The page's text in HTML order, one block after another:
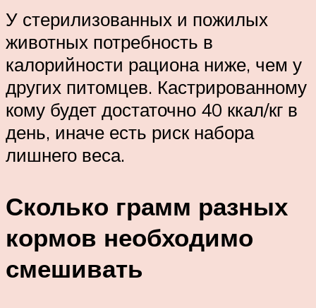
У стерилизованных и пожилых
животных потребность в
калорийности рациона ниже, чем у
других питомцев. Кастрированному
кому будет достаточно 40 ккал/кг в
день, иначе есть риск набора
лишнего веса.
Сколько грамм разных
кормов необходимо
смешивать